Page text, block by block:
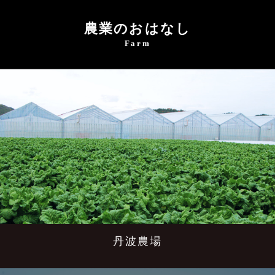
農業のおはなし
Farm
丹波農場